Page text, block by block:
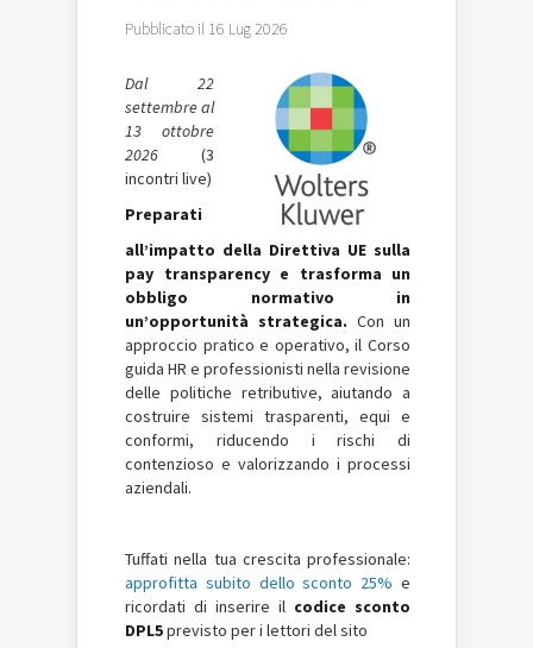
Pubblicato il 16 Lug 2026
Dal 22
settembre al
13 ottobre
2026 (3
incontri live)
Preparati
all’impatto della Direttiva UE sulla
pay transparency e trasforma un
obbligo normativo in
un’opportunità strategica. Con un
approccio pratico e operativo, il Corso
guida HR e professionisti nella revisione
delle politiche retributive, aiutando a
costruire sistemi trasparenti, equi e
conformi, riducendo i rischi di
contenzioso e valorizzando i processi
aziendali.
Tuffati nella tua crescita professionale:
approfitta subito dello sconto 25% e
ricordati di inserire il codice sconto
DPL5previsto per i lettori del sito